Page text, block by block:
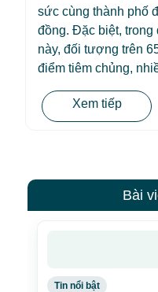
sức cùng thành phố
đồng. Đặc biệt, trong
này, đối tượng trên
điểm tiêm chủng,
Xem tiếp
Bài
Tin nổi bật